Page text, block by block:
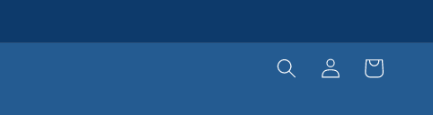
EinloggenWarenkorb